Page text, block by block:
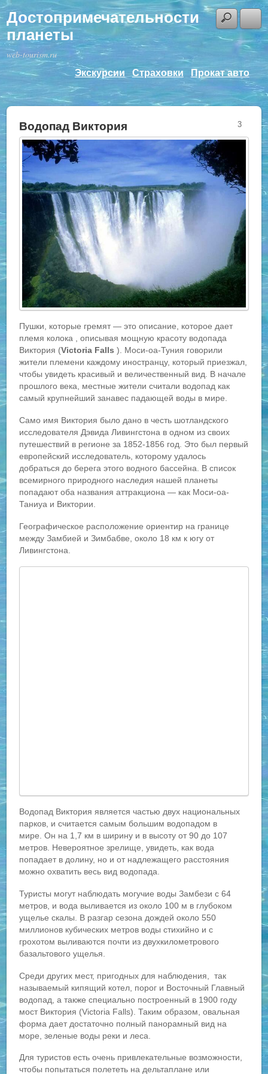
Достопримечательности
планеты
web-tourism.ru
Экскурсии Страховки Прокат авто
Водопад Виктория
Пушки, которые гремят — это описание, которое дает
племя колока , описывая мощную красоту водопада
Виктория (Victoria Falls ). Моси-оа-Туния говорили
жители племени каждому иностранцу, который приезжал,
чтобы увидеть красивый и величественный вид. В начале
прошлого века, местные жители считали водопад как
самый крупнейший занавес падающей воды в мире.
Само имя Виктория было дано в честь шотландского
исследователя Дэвида Ливингстона в одном из своих
путешествий в регионе за 1852-1856 год. Это был первый
европейский исследователь, которому удалось
добраться до берега этого водного бассейна. В список
всемирного природного наследия нашей планеты
попадают оба названия аттракциона — как Моси-оа-
Таниуа и Виктории.
Географическое расположение ориентир на границе
между Замбией и Зимбабве, около 18 км к югу от
Ливингстона.
Водопад Виктория является частью двух национальных
парков, и считается самым большим водопадом в
мире. Он на 1,7 км в ширину и в высоту от 90 до 107
метров. Невероятное зрелище, увидеть, как вода
попадает в долину, но и от надлежащего расстояния
можно охватить весь вид водопада.
Туристы могут наблюдать могучие воды Замбези с 64
метров, и вода выливается из около 100 м в глубоком
ущелье скалы. В разгар сезона дождей около 550
миллионов кубических метров воды стихийно и с
грохотом выливаются почти из двухкилометрового
базальтового ущелья.
Среди других мест, пригодных для наблюдения, так
называемый кипящий котел, порог и Восточный Главный
водопад, а также специально построенный в 1900 году
мост Виктория (Victoria Falls). Таким образом, овальная
форма дает достаточно полный панорамный вид на
море, зеленые воды реки и леса.
Для туристов есть очень привлекательные возможности,
чтобы попытаться полететь на дельтаплане или
3